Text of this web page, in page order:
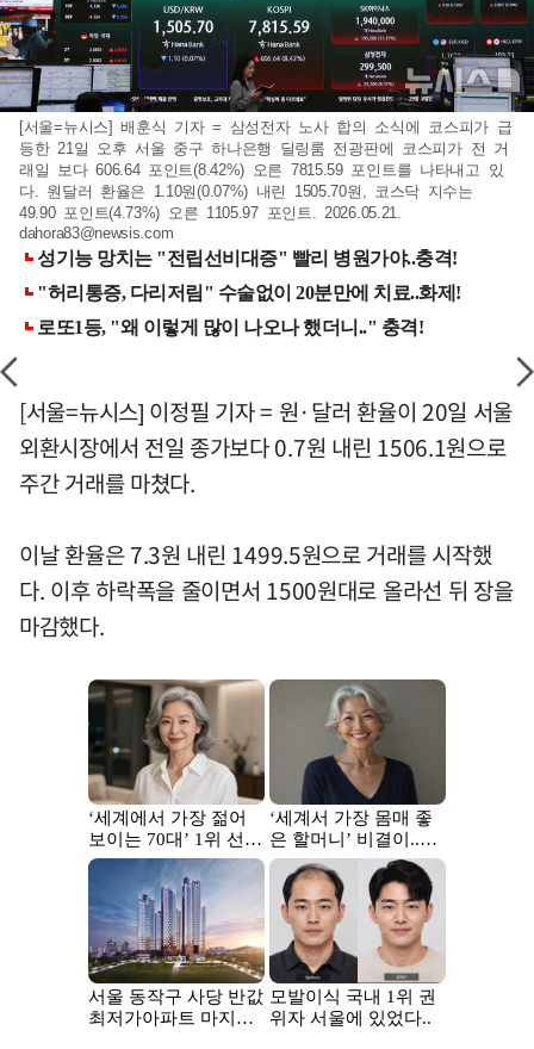
[서울=뉴시스] 배훈식 기자 = 삼성전자 노사 합의 소식에 코스피가 급
등한 21일 오후 서울 중구 하나은행 딜링룸 전광판에 코스피가 전 거
래일 보다 606.64 포인트(8.42%) 오른 7815.59 포인트를 나타내고 있
다. 원달러 환율은 1.10원(0.07%) 내린 1505.70원, 코스닥 지수는
49.90 포인트(4.73%) 오른 1105.97 포인트. 2026.05.21.
dahora83@newsis.com
[서울=뉴시스] 이정필 기자 = 원·달러 환율이 20일 서울
외환시장에서 전일 종가보다 0.7원 내린 1506.1원으로
주간 거래를 마쳤다.
이날 환율은 7.3원 내린 1499.5원으로 거래를 시작했
다. 이후 하락폭을 줄이면서 1500원대로 올라선 뒤 장을
마감했다.